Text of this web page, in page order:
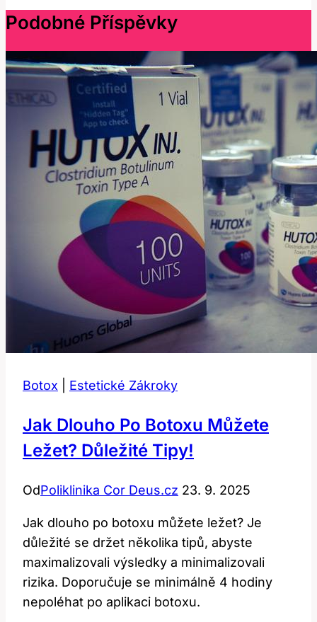
Podobné Příspěvky
Botox Estetické Zákroky
Jak Dlouho Po Botoxu Můžete
Ležet? Důležité Tipy!
OdPoliklinika Cor Deus.cz 23. 9. 2025
Jak dlouho po botoxu můžete ležet? Je
důležité se držet několika tipů, abyste
maximalizovali výsledky a minimalizovali
rizika. Doporučuje se minimálně 4 hodiny
nepoléhat po aplikaci botoxu.